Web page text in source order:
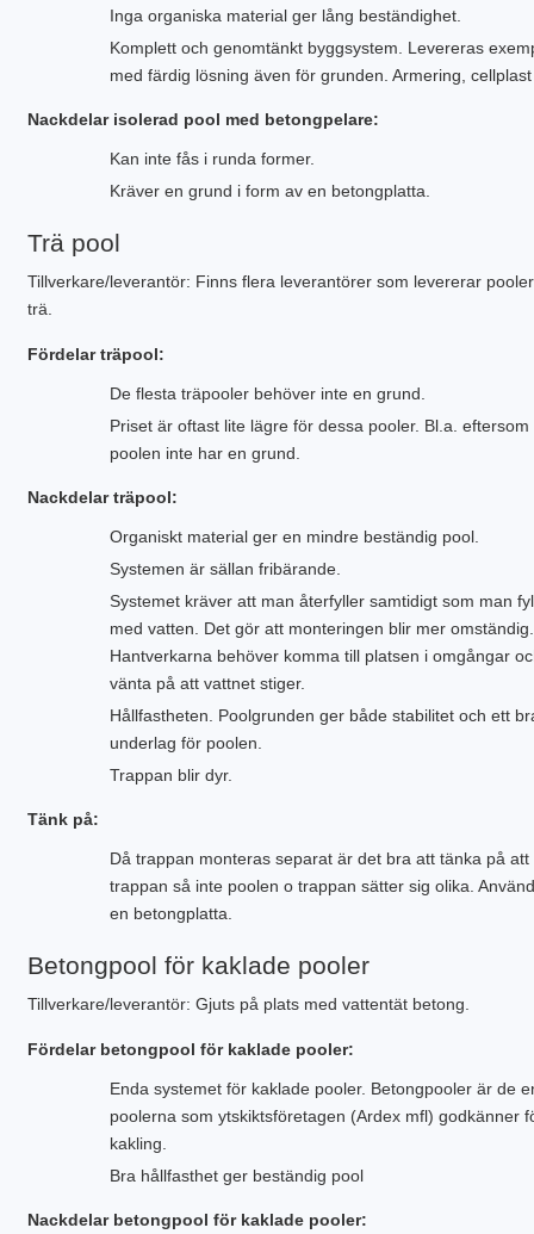
Inga organiska material ger lång beständighet.
Komplett och genomtänkt byggsystem. Levereras
med färdig lösning även för grunden. Armering,
Nackdelar isolerad pool med betongpelare:
Kan inte fås i runda former.
Kräver en grund i form av en betongplatta.
Trä pool
Tillverkare/leverantör: Finns flera leverantörer som levererar
trä.
Fördelar träpool:
De flesta träpooler behöver inte en grund.
Priset är oftast lite lägre för dessa pooler. Bl.a. eftersom
poolen inte har en grund.
Nackdelar träpool:
Organiskt material ger en mindre beständig pool.
Systemen är sällan fribärande.
Systemet kräver att man återfyller samtidigt som man
med vatten. Det gör att monteringen blir mer omständig.
Hantverkarna behöver komma till platsen i omgångar
vänta på att vattnet stiger.
Hållfastheten. Poolgrunden ger både stabilitet och ett
underlag för poolen.
Trappan blir dyr.
Tänk på:
Då trappan monteras separat är det bra att tänka på att
trappan så inte poolen o trappan sätter sig olika.
en betongplatta.
Betongpool för kaklade pooler
Tillverkare/leverantör: Gjuts på plats med vattentät betong.
Fördelar betongpool för kaklade pooler:
Enda systemet för kaklade pooler. Betongpooler är de
poolerna som ytskiktsföretagen (Ardex mfl) godkänner
kakling.
Bra hållfasthet ger beständig pool
Nackdelar betongpool för kaklade pooler: